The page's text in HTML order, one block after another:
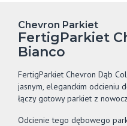
Chevron Parkiet
FertigParkiet
Bianco
FertigParkiet Chevron Dąb
jasnym, eleganckim odcieniu
łączy gotowy parkiet z
Odcienie tego dębowego